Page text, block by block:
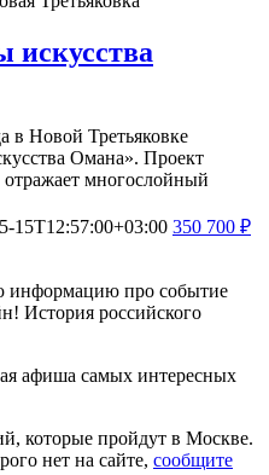
искусства
в Новой Третьяковке
Омана». Проект
отражает многослойный
15T12:57:00+03:00 350 700 ₽
информацию про событие
История российского
афиша самых интересных
которые пройдут в Москве.
нет на сайте, сообщите